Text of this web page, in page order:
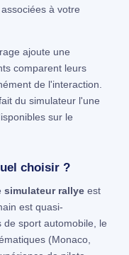
à votre
ajoute une
comparent leurs
de l'interaction.
du simulateur l'une
sur le
choisir ?
simulateur rallyeest
est quasi-
sport automobile, le
(Monaco,